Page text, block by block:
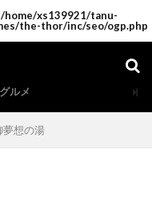
/home/xs139921/tanu-
the-thor/inc/seo/ogp.php
グルメ
想の湯